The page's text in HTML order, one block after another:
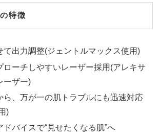
特徴
て出力調整(ジェントルマックス使用)
ローチしやすいレーザー採用(アレキサ
ーザー)
ら、万が一の肌トラブルにも迅速対応
)
ドバイスで“見せたくなる肌”へ